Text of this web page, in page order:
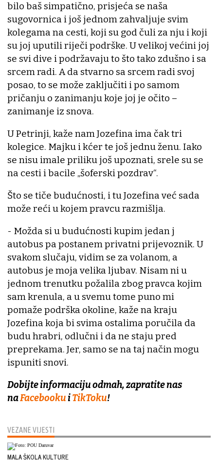
VEZANE VIJESTI
MALA ŠKOLA KULTURE
bilo baš simpatično, prisjeća se naša
sugovornica i još jednom zahvaljuje svim
kolegama na cesti, koji su god čuli za nju i koji
su joj uputili riječi podrške. U velikoj većini joj
se svi dive i podržavaju to što tako zdušno i sa
srcem radi. A da stvarno sa srcem radi svoj
posao, to se može zaključiti i po samom
pričanju o zanimanju koje joj je očito –
zanimanje iz snova.
U Petrinji, kaže nam Jozefina ima čak tri
kolegice. Majku i kćer te još jednu ženu. Iako
se nisu imale priliku još upoznati, srele su se
na cesti i bacile „šoferski pozdrav“.
Što se tiče budućnosti, i tu Jozefina već sada
može reći u kojem pravcu razmišlja.
- Možda si u budućnosti kupim jedan j
autobus pa postanem privatni prijevoznik. U
svakom slučaju, vidim se za volanom, a
autobus je moja velika ljubav. Nisam ni u
jednom trenutku požalila zbog pravca kojim
sam krenula, a u svemu tome puno mi
pomaže podrška okoline, kaže na kraju
Jozefina koja bi svima ostalima poručila da
budu hrabri, odlučni i da ne staju pred
preprekama. Jer, samo se na taj način mogu
ispuniti snovi.
Dobijte informaciju odmah, zapratite nas
naFacebookuiTikToku!